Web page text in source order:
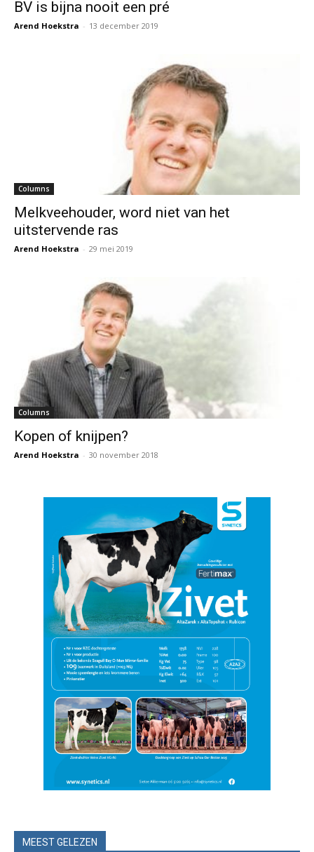
BV is bijna nooit een pré
Arend Hoekstra - 13 december 2019
Columns
Melkveehouder, word niet van het
uitstervende ras
Arend Hoekstra - 29 mei 2019
Columns
Kopen of knijpen?
Arend Hoekstra - 30 november 2018
MEEST GELEZEN